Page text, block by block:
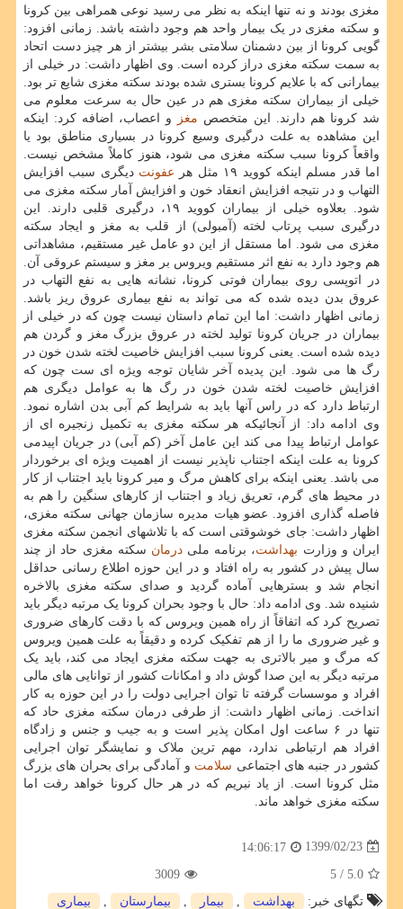
مغزی بودند و نه تنها اینکه به نظر می رسید نوعی همراهی بین کرونا
و سکته مغزی در یک بیمار واحد هم وجود داشته باشد. زمانی افزود:
گویی کرونا از بین دشمنان سلامتی بشر بیشتر از هر چیز دست اتحاد
به سمت سکته مغزی دراز کرده است. وی اظهار داشت: در خیلی از
بیمارانی که با علایم کرونا بستری شده بودند سکته مغزی شایع تر بود.
خیلی از بیماران سکته مغزی هم در عین حال به سرعت معلوم می
شد کرونا هم دارند. این متخصص مغز
و اعصاب، اضافه کرد: اینکه
این مشاهده به علت درگیری وسیع کرونا در بسیاری مناطق بود یا
واقعاً کرونا سبب سکته مغزی می شود، هنوز کاملاً مشخص نیست.
اما قدر مسلم اینکه کووید ۱۹ مثل هر
عفونت دیگری سبب افزایش
التهاب و در نتیجه افزایش انعقاد خون و افزایش آمار سکته مغزی می
شود. بعلاوه خیلی از بیماران کووید ۱۹، درگیری قلبی دارند. این
درگیری سبب پرتاب لخته (آمبولی) از قلب به مغز و ایجاد سکته
مغزی می شود. اما مستقل از این دو عامل غیر مستقیم، مشاهداتی
هم وجود دارد به نفع اثر مستقیم ویروس بر مغز و سیستم عروقی آن.
در اتوپسی روی بیماران فوتی کرونا، نشانه هایی به نفع التهاب در
عروق بدن دیده شده که می تواند به نفع بیماری عروق ریز باشد.
زمانی اظهار داشت: اما این تمام داستان نیست چون که در خیلی از
بیماران در جریان کرونا تولید لخته در عروق بزرگ مغز و گردن هم
دیده شده است. یعنی کرونا سبب افزایش خاصیت لخته شدن خون در
رگ ها می شود. این پدیده آخر شایان توجه ویژه ای ست چون که
افزایش خاصیت لخته شدن خون در رگ ها به عوامل دیگری هم
ارتباط دارد که در راس آنها باید به شرایط کم آبی بدن اشاره نمود.
وی ادامه داد: از آنجائیکه هر سکته مغزی به تکمیل زنجیره ای از
عوامل ارتباط پیدا می کند این عامل آخر (کم آبی) در جریان اپیدمی
کرونا به علت اینکه اجتناب ناپذیر نیست از اهمیت ویژه ای برخوردار
می باشد. یعنی اینکه برای کاهش مرگ و میر کرونا باید اجتناب از کار
در محیط های گرم، تعریق زیاد و اجتناب از کارهای سنگین را هم به
فاصله گذاری افزود. عضو هیات مدیره سازمان جهانی سکته مغزی،
اظهار داشت: جای خوشوقتی است که با تلاشهای انجمن سکته مغزی
ایران و وزارت بهداشت، برنامه ملیدرمان سکته مغزی حاد از چند
سال پیش در کشور به راه افتاد و در این حوزه اطلاع رسانی حداقل
انجام شد و بسترهایی آماده گردید و صدای سکته مغزی بالاخره
شنیده شد. وی ادامه داد: حال با وجود بحران کرونا یک مرتبه دیگر باید
تصریح کرد که اتفاقاً از راه همین ویروس که با دقت کارهای ضروری
و غیر ضروری ما را از هم تفکیک کرده و دقیقاً به علت همین ویروس
که مرگ و میر بالاتری به جهت سکته مغزی ایجاد می کند، باید یک
مرتبه دیگر به این صدا گوش داد و امکانات کشور از توانایی های مالی
افراد و موسسات گرفته تا توان اجرایی دولت را در این حوزه به کار
انداخت. زمانی اظهار داشت: از طرفی درمان سکته مغزی حاد که
تنها در ۶ ساعت اول امکان پذیر است و به جیب و جنس و زادگاه
افراد هم ارتباطی ندارد، مهم ترین ملاک و نمایشگر توان اجرایی
کشور در جنبه های اجتماعی سلامت و آمادگی برای بحران های بزرگ
مثل کرونا است. از یاد نبریم که در هر حال کرونا خواهد رفت اما
سکته مغزی خواهد ماند.
1399/02/23
14:06:17
5.0
/ 5
3009
تگهای خبر:
بهداشت بیمار بیمارستان بیماری